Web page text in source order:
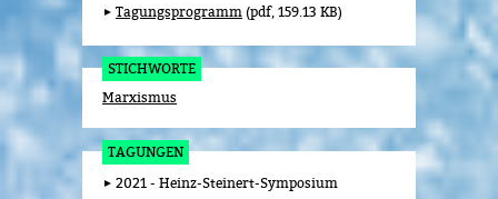
Tagungsprogramm pdf, 159.13 KB
STICHWORTE
Marxismus
TAGUNGEN
2021 - Heinz-Steinert-Symposium